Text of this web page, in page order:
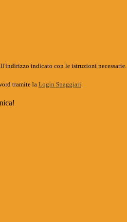
indicato con le istruzioni necessarie.
tramite la Login Spaggiari